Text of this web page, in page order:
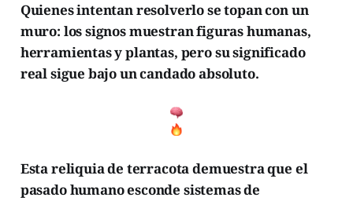
Quienes intentan resolverlo se topan con un
muro: los signos muestran figuras humanas,
herramientas y plantas, pero su significado
real sigue bajo un candado absoluto.
Esta reliquia de terracota demuestra que el
pasado humano esconde sistemas de